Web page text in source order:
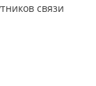
связи